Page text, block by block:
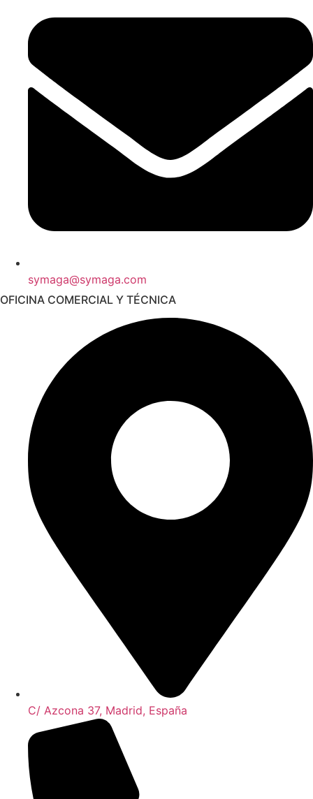
symaga@symaga.com
OFICINA COMERCIAL Y TÉCNICA
C/ Azcona 37, Madrid, España